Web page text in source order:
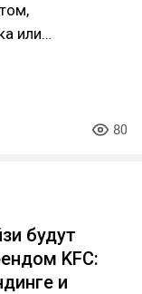
или…
80
будут
KFC:
и